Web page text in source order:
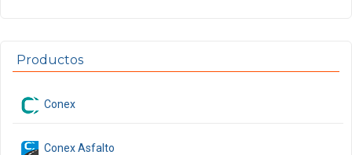
Productos
Conex
Conex Asfalto